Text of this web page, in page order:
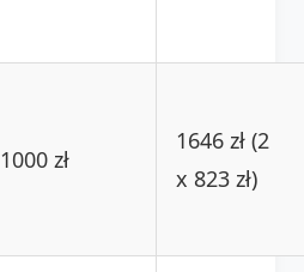
1000 zł
1646 zł (2
x 823 zł)